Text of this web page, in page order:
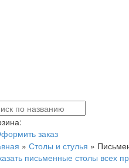
заказ
» Столы и стулья »
письменные столы всех